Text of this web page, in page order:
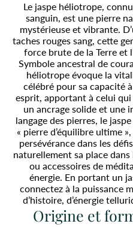
Le jaspe héliotrope,
sanguin, est une pierre
mystérieuse et vibrante.
taches rouges sang, cette
force brute de la Terre et
Symbole ancestral de
héliotrope évoque la
célébré pour sa capacité
esprit, apportant à celui
un ancrage solide et une
langage des pierres, le
« pierre d’équilibre ultime
persévérance dans les
naturellement sa place
ou accessoires de
énergie. En portant un
connectez à la puissance
d’histoire, d’énergie
Origine et